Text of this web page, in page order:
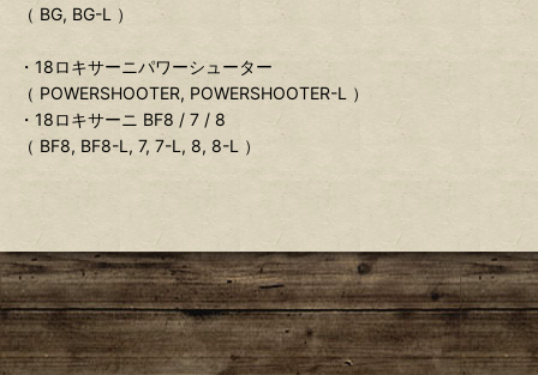
（ BG, BG-L ）
・18ロキサーニパワーシューター
（ POWERSHOOTER, POWERSHOOTER-L ）
・18ロキサーニ BF8 / 7 / 8
（ BF8, BF8-L, 7, 7-L, 8, 8-L ）